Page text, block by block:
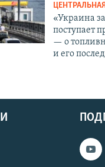
«Украина
поступает
— о
и его